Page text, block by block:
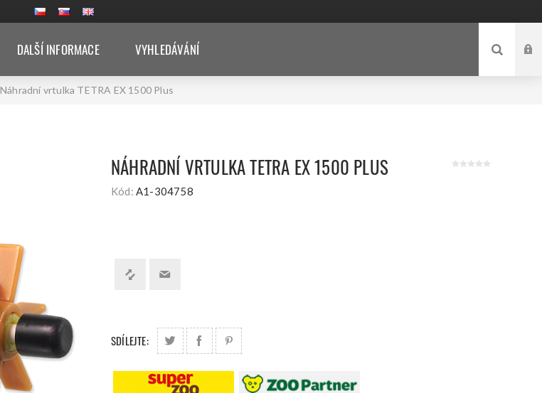
DALŠÍ INFORMACE VYHLEDÁVÁNÍ
Náhradní vrtulka TETRA EX 1500 Plus
NÁHRADNÍ VRTULKA TETRA EX 1500 PLUS
Kód: A1-304758
SDÍLEJTE: